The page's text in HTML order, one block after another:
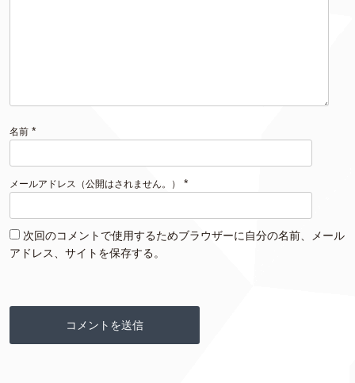
名前 *
メールアドレス（公開はされません。） *
次回のコメントで使用するためブラウザーに自分の名前、メール
アドレス、サイトを保存する。